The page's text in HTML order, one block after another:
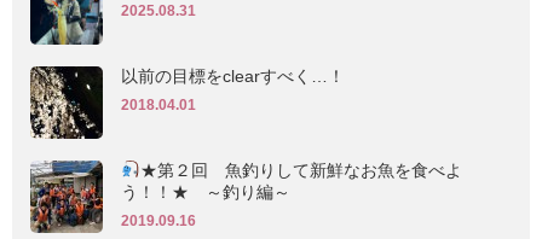
2025.08.31
以前の目標をclearすべく…！
2018.04.01
★第２回 魚釣りして新鮮なお魚を食べよ
う！！★ ～釣り編～
2019.09.16